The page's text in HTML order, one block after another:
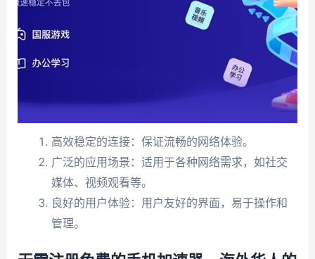
高效稳定的连接：保证流畅的网络体验。
广泛的应用场景：适用于各种网络需求，如社交
媒体、视频观看等。
良好的用户体验：用户友好的界面，易于操作和
管理。